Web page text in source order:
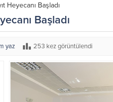
Heyecanı Başladı
Başladı
yaz 253 kez görüntülendi